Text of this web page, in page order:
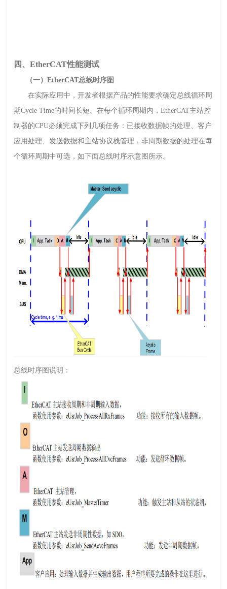
四、EtherCAT性能测试
（一）EtherCAT总线时序图
在实际应用中，开发者根据产品的性能要求确定总线循环周
期Cycle Time的时间长短。在每个循环周期内，EtherCAT主站控
制器的CPU必须完成下列几项任务：已接收数据帧的处理、客户
应用处理、发送数据和主站协议栈管理，非周期数据的处理在每
个循环周期中可选，如下面总线时序示意图所示。
总线时序图说明：